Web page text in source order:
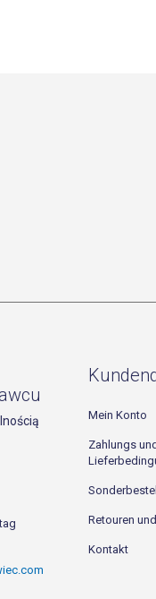
Mein Konto
Zahlungs und
Retouren
Kontakt